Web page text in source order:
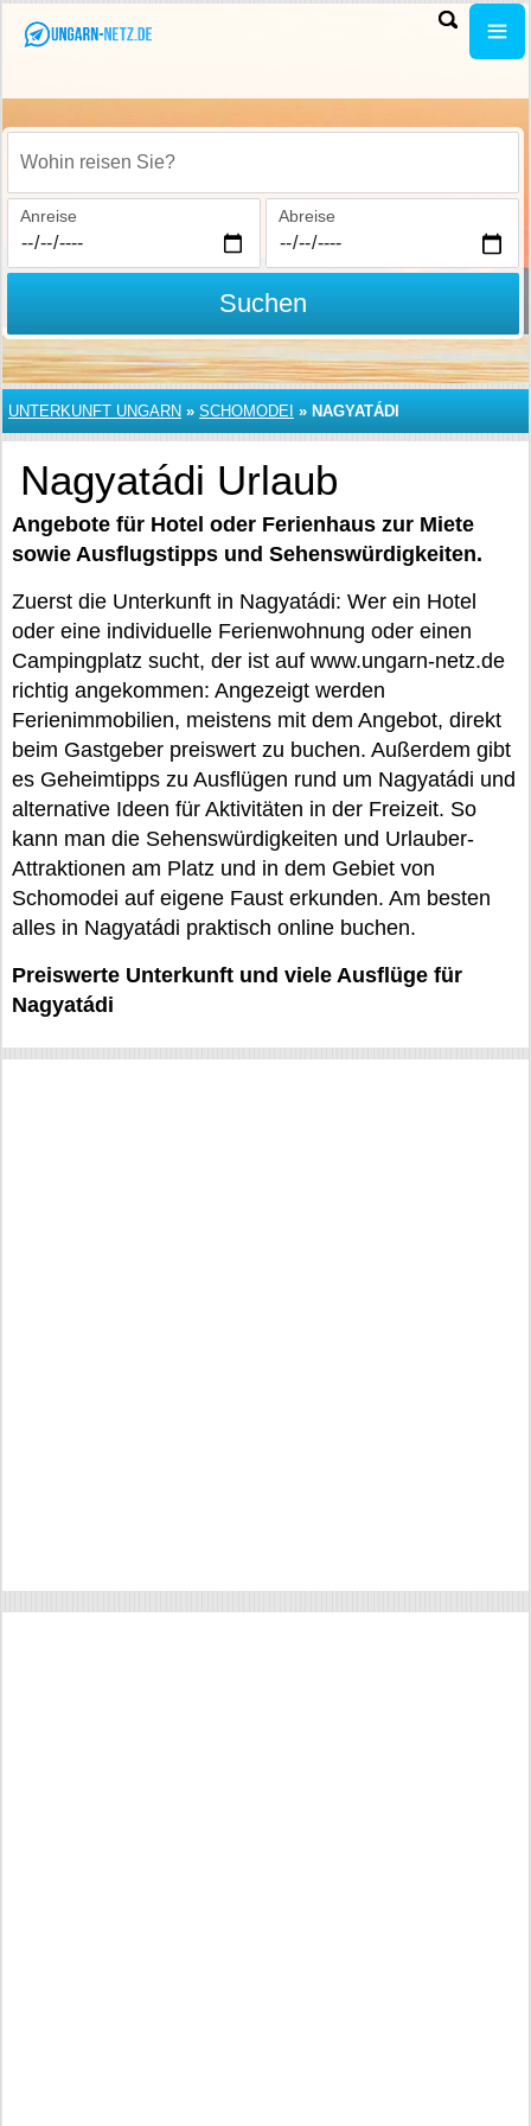
Wohin reisen Sie?
Anreise Abreise
Suchen
UNTERKUNFT UNGARN » SCHOMODEI » NAGYATÁDI
Nagyatádi Urlaub
Angebote für Hotel oder Ferienhaus zur Miete
sowie Ausflugstipps und Sehenswürdigkeiten.
Zuerst die Unterkunft in Nagyatádi: Wer ein Hotel
oder eine individuelle Ferienwohnung oder einen
Campingplatz sucht, der ist auf www.ungarn-netz.de
richtig angekommen: Angezeigt werden
Ferienimmobilien, meistens mit dem Angebot, direkt
beim Gastgeber preiswert zu buchen. Außerdem gibt
es Geheimtipps zu Ausflügen rund um Nagyatádi und
alternative Ideen für Aktivitäten in der Freizeit. So
kann man die Sehenswürdigkeiten und Urlauber-
Attraktionen am Platz und in dem Gebiet von
Schomodei auf eigene Faust erkunden. Am besten
alles in Nagyatádi praktisch online buchen.
Preiswerte Unterkunft und viele Ausflüge für
Nagyatádi